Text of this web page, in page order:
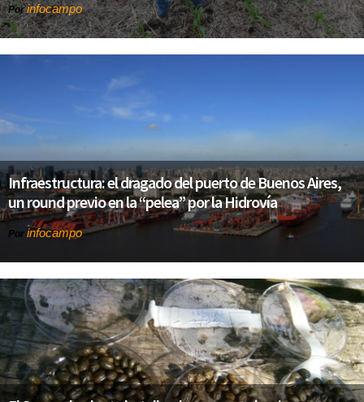
Porinfocampo
Infraestructura: el dragado del puerto de Buenos Aires,
un round previo en la “pelea” por la Hidrovía
Por infocampo